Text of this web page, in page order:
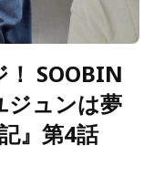
SOOBIN
ジュンは夢
』第4話